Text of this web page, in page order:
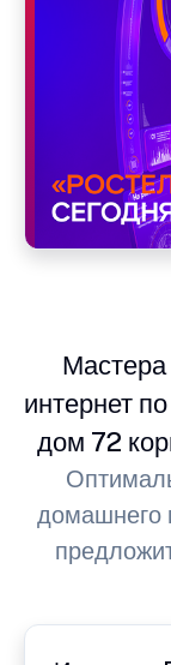
интернет
дом 72
домашнего